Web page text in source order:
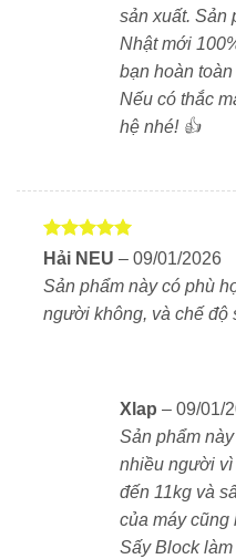
Tốc độ quay cao gấp
Tự độngsấy khô
bộ phận
Một số điểm cần lưu
Ngôn ngữ bảng điều
Tuy nhiên, có thể sử
kèm.
áp chuyên dụng
cao hơn
nhưng hoàn toàn
sản xuất. Sản
Nhật mới
bạn hoàn
Nếu có thắc
hệ nhé! 👍
Được xếp
sao
Hải NEU – 09/01/2026
Sản phẩm này có phù
người không, và chế độ
Xlap – 09/01/
Sản phẩm
nhiều người vì
đến 11kg và
của máy cũng
Sấy Block